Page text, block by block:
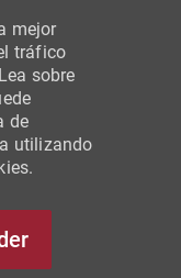
mejor
tráfico
sobre
de
utilizando